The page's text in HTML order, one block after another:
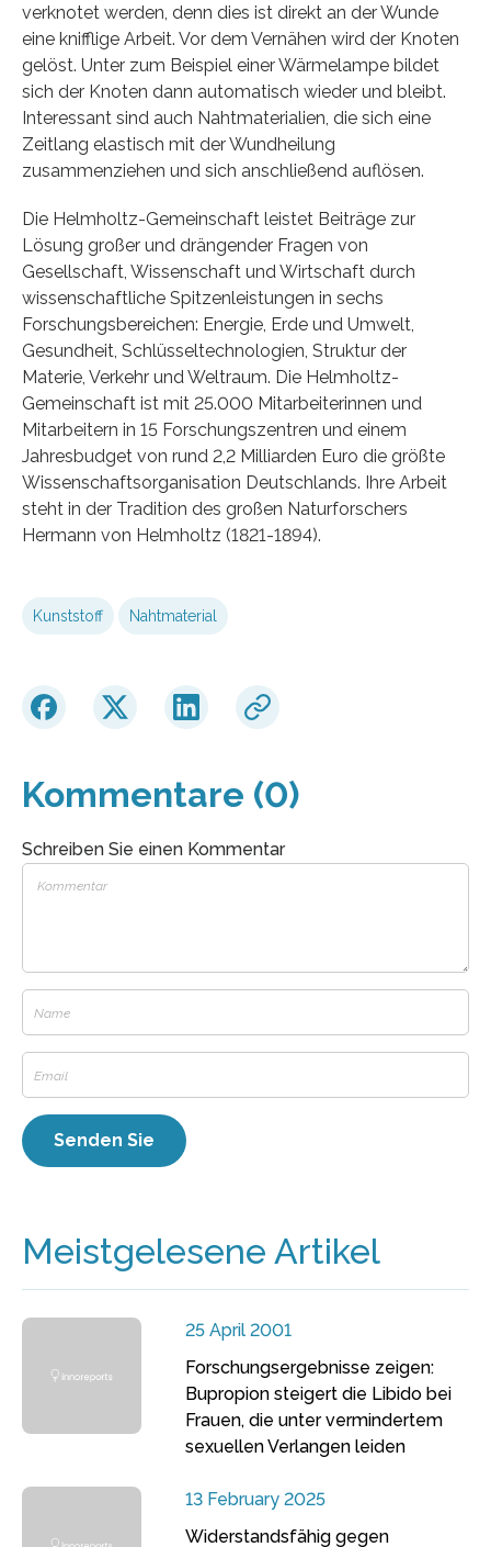
verknotet werden, denn dies ist direkt an der Wunde
eine knifflige Arbeit. Vor dem Vernähen wird der Knoten
gelöst. Unter zum Beispiel einer Wärmelampe bildet
sich der Knoten dann automatisch wieder und bleibt.
Interessant sind auch Nahtmaterialien, die sich eine
Zeitlang elastisch mit der Wundheilung
zusammenziehen und sich anschließend auflösen.
Die Helmholtz-Gemeinschaft leistet Beiträge zur
Lösung großer und drängender Fragen von
Gesellschaft, Wissenschaft und Wirtschaft durch
wissenschaftliche Spitzenleistungen in sechs
Forschungsbereichen: Energie, Erde und Umwelt,
Gesundheit, Schlüsseltechnologien, Struktur der
Materie, Verkehr und Weltraum. Die Helmholtz-
Gemeinschaft ist mit 25.000 Mitarbeiterinnen und
Mitarbeitern in 15 Forschungszentren und einem
Jahresbudget von rund 2,2 Milliarden Euro die größte
Wissenschaftsorganisation Deutschlands. Ihre Arbeit
steht in der Tradition des großen Naturforschers
Hermann von Helmholtz (1821-1894).
Kunststoff Nahtmaterial
Kommentare (0)
Schreiben Sie einen Kommentar
Meistgelesene Artikel
25 April 2001
Forschungsergebnisse zeigen:
Bupropion steigert die Libido bei
Frauen, die unter vermindertem
sexuellen Verlangen leiden
13 February 2025
Widerstandsfähig gegen